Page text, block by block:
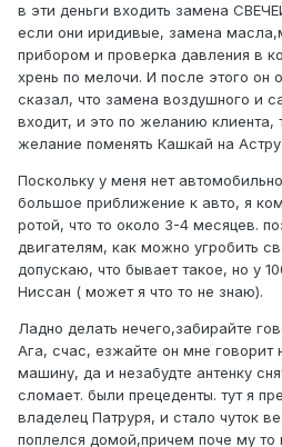
в эти деньги входить замена
если они иридивые, замена
прибором и проверка давления в
хрень по мелочи. И после этого он
сказал, что замена воздушного и
входит, и это по желанию клиента,
желание поменять Кашкай на
Поскольку у меня нет
большое приближение к авто, я
ротой, что то около 3-4 месяцев.
двигателям, как можно угробить
допускаю, что бывает такое, но у
Ниссан ( может я что то не знаю).
Ладно делать нечего,забирайте
Ага, счас, езжайте он мне
машину, да и незабудте антенку
сломает. были прецеденты. тут я
владелец Патруря, и стало чуток
поплелся домой,причем поче му